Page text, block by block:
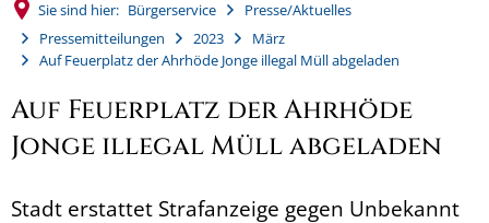
Sie sind hier: Bürgerservice
Presse/Aktuelles
Pressemitteilungen
2023
März
Auf Feuerplatz der Ahrhöde Jonge illegal Müll abgeladen
Auf Feuerplatz der Ahrhöde
Jonge illegal Müll abgeladen
Stadt erstattet Strafanzeige gegen Unbekannt